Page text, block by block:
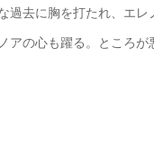
去に胸を打たれ、エ
の心も躍る。ところ